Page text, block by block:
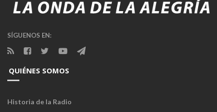
SÍGUENOS EN:
QUIÉNES SOMOS
Historia de la Radio